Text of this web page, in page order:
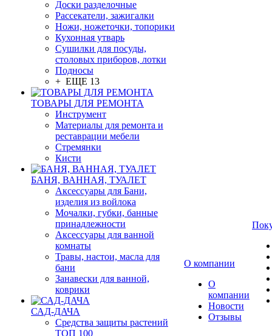
Доски разделочные
Рассекатели, зажигалки
Ножи, ножеточки, топорики
Кухонная утварь
Сушилки для посуды,
столовых приборов, лотки
Подносы
+ ЕЩЕ 13
ТОВАРЫ ДЛЯ РЕМОНТА
Инструмент
Материалы для ремонта и
реставрации мебели
Стремянки
Кисти
БАНЯ, ВАННАЯ, ТУАЛЕТ
Аксессуары для Бани,
изделия из войлока
Мочалки, губки, банные
принадлежности
Аксессуары для ванной
комнаты
Травы, настои, масла для
бани
Занавески для ванной,
коврики
САД-ДАЧА
Средства защиты растений
ТОП 100
О компании
О
компании
Новости
Отзывы